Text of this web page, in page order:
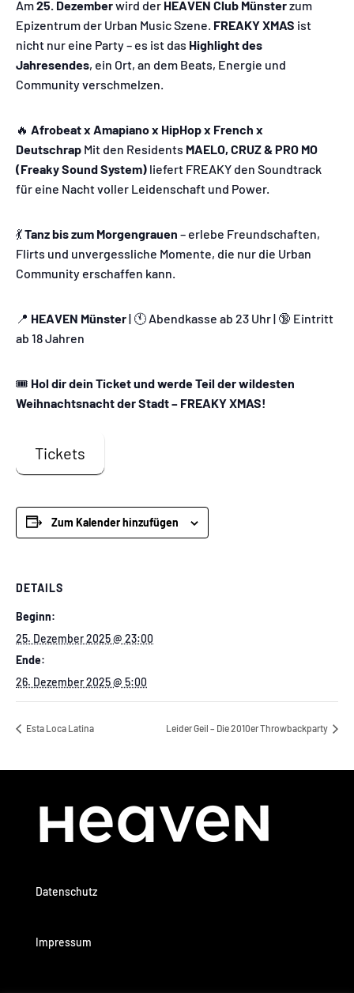
Am25. Dezemberwird der HEAVEN Club Münsterzum
Epizentrum der Urban Music Szene. FREAKY XMAS ist
nicht nur eine Party – es ist das Highlight des
Jahresendes, ein Ort, an dem Beats, Energie und
Community verschmelzen.
🔥 Afrobeat x Amapiano x HipHop x French x
Deutschrap Mit den Residents MAELO, CRUZ & PRO MO
(Freaky Sound System) liefert FREAKY den Soundtrack
für eine Nacht voller Leidenschaft und Power.
💃Tanz bis zum Morgengrauen – erlebe Freundschaften,
Flirts und unvergessliche Momente, die nur die Urban
Community erschaffen kann.
📍 HEAVEN Münster| 🕚 Abendkasse ab 23 Uhr | 🔞 Eintritt
ab 18 Jahren
🎟️ Hol dir dein Ticket und werde Teil der wildesten
Weihnachtsnacht der Stadt – FREAKY XMAS!
Tickets
Zum Kalender hinzufügen
DETAILS
Beginn:
25. Dezember 2025 @ 23:00
Ende:
26. Dezember 2025 @ 5:00
Esta Loca Latina Leider Geil – Die 2010er Throwbackparty
Datenschutz
Impressum